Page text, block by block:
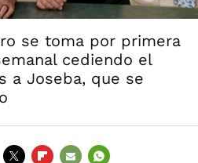
se toma por primera
cediendo el
a Joseba, que se